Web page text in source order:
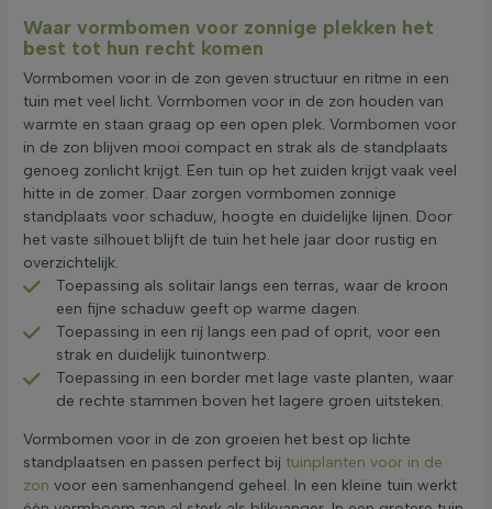
Waar vormbomen voor zonnige plekken het
best tot hun recht komen
Vormbomen voor in de zon geven structuur en ritme in een
tuin met veel licht. Vormbomen voor in de zon houden van
warmte en staan graag op een open plek. Vormbomen voor
in de zon blijven mooi compact en strak als de standplaats
genoeg zonlicht krijgt. Een tuin op het zuiden krijgt vaak veel
hitte in de zomer. Daar zorgen vormbomen zonnige
standplaats voor schaduw, hoogte en duidelijke lijnen. Door
het vaste silhouet blijft de tuin het hele jaar door rustig en
overzichtelijk.
Toepassing als solitair langs een terras, waar de kroon
een fijne schaduw geeft op warme dagen.
Toepassing in een rij langs een pad of oprit, voor een
strak en duidelijk tuinontwerp.
Toepassing in een border met lage vaste planten, waar
de rechte stammen boven het lagere groen uitsteken.
Vormbomen voor in de zon groeien het best op lichte
standplaatsen en passen perfect bij tuinplanten voor in de
zon voor een samenhangend geheel. In een kleine tuin werkt